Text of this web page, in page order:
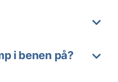
i benen på?